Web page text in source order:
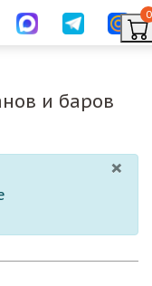
0
и баров
×